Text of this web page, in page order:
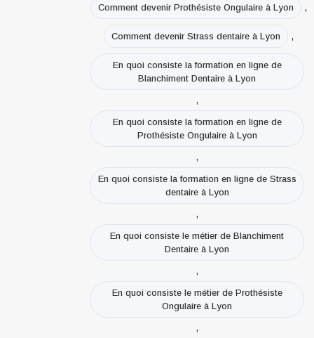
Comment devenir Prothésiste Ongulaire à Lyon ,
Comment devenir Strass dentaire à Lyon ,
En quoi consiste la formation en ligne de
Blanchiment Dentaire à Lyon
,
En quoi consiste la formation en ligne de
Prothésiste Ongulaire à Lyon
,
En quoi consiste la formation en ligne de Strass
dentaire à Lyon
,
En quoi consiste le métier de Blanchiment
Dentaire à Lyon
,
En quoi consiste le métier de Prothésiste
Ongulaire à Lyon
,